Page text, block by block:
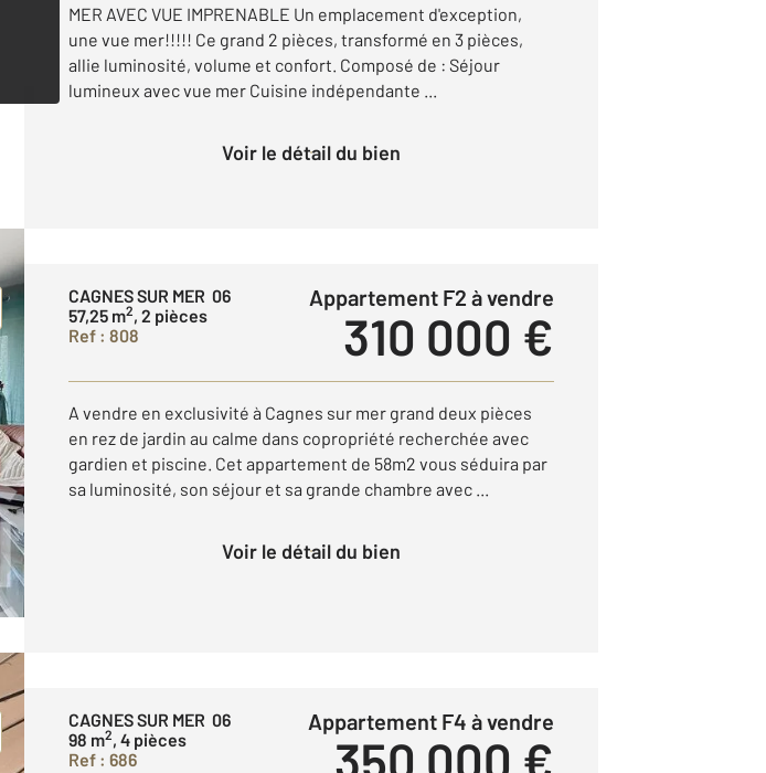
MER AVEC VUE IMPRENABLE Un emplacement d'exception,
une vue mer!!!!! Ce grand 2 pièces, transformé en 3 pièces,
allie luminosité, volume et confort. Composé de : Séjour
lumineux avec vue mer Cuisine indépendante ...
Voir le détail du bien
CAGNES SUR MER 06
57,25 m2, 2 pièces
Ref : 808
Appartement F2 à vendre
310 000 €
A vendre en exclusivité à Cagnes sur mer grand deux pièces
en rez de jardin au calme dans copropriété recherchée avec
gardien et piscine. Cet appartement de 58m2 vous séduira par
sa luminosité, son séjour et sa grande chambre avec ...
Voir le détail du bien
CAGNES SUR MER 06
98 m2, 4 pièces
Ref : 686
Appartement F4 à vendre
350 000 €